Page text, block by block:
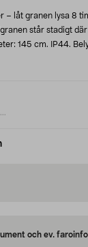
– låt granen lysa 8
står stadigt
145 cm. IP44.
och ev.